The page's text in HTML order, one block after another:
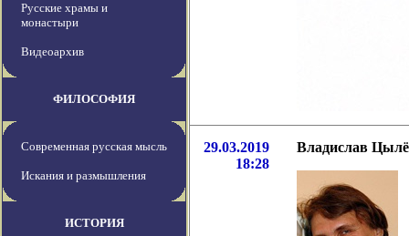
Русские храмы и
монастыри
Видеоархив
ФИЛОСОФИЯ
Современная русская мысль
Искания и размышления
ИСТОРИЯ
29.03.2019
18:28
Владислав